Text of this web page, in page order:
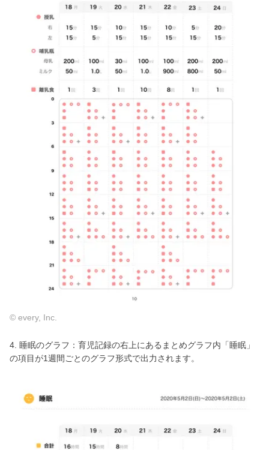
© every, Inc.
4. 睡眠のグラフ：育児記録の右上にあるまとめグラフ内「睡眠」
の項目が1週間ごとのグラフ形式で出力されます。